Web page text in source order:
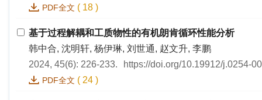
PDF全文 ( 18 )
基于过程解耦和工质物性的有机朗肯循环性能分析
韩中合, 沈明轩, 杨伊琳, 刘世通, 赵文升, 李鹏
2024, 45(6): 226-233.
https://doi.org/10.19912/j.0254-
PDF全文 ( 24 )